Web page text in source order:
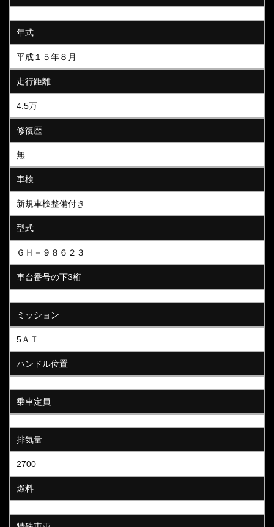
年式
平成１５年８月
走行距離
4.5万
修復歴
無
車検
新規車検整備付き
型式
ＧＨ－９８６２３
車台番号の下3桁
ミッション
5ＡＴ
ハンドル位置
乗車定員
排気量
2700
燃料